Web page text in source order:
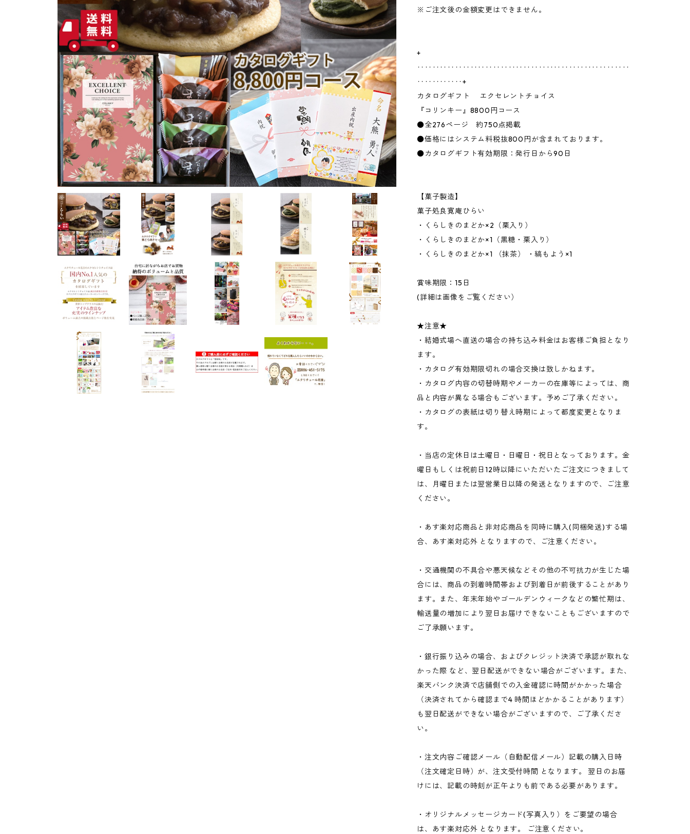
※ご注文後の金額変更はできません。
+
‥‥‥‥‥‥‥‥‥‥‥‥‥‥‥‥‥‥‥‥‥‥‥‥‥‥‥‥
‥‥‥‥‥‥+
カタログギフト エクセレントチョイス
『コリンキー』8800円コース
●全276ページ 約750点掲載
●価格にはシステム料税抜800円が含まれております。
●カタログギフト有効期限：発行日から90日
【菓子製造】
菓子処良寛庵ひらい
・くらしきのまどか×2（栗入り）
・くらしきのまどか×1（黒糖・栗入り）
・くらしきのまどか×1 （抹茶） ・縞もよう×1
賞味期限：15日
(詳細は画像をご覧ください）
★注意★
・結婚式場へ直送の場合の持ち込み料金はお客様ご負担となり
ます。
・カタログ有効期限切れの場合交換は致しかねます。
・カタログ内容の切替時期やメーカーの在庫等によっては、商
品と内容が異なる場合もございます。予めご了承ください。
・カタログの表紙は切り替え時期によって都度変更となりま
す。
・当店の定休日は土曜日・日曜日・祝日となっております。金
曜日もしくは祝前日12時以降にいただいたご注文につきまして
は、月曜日または翌営業日以降の発送となりますので、ご注意
ください。
・あす楽対応商品と非対応商品を同時に購入(同梱発送)する場
合、あす楽対応外 となりますので、ご注意ください。
・交通機関の不具合や悪天候などその他の不可抗力が生じた場
合には、商品の到着時間帯および到着日が前後することがあり
ます。また、年末年始やゴールデンウィークなどの繁忙期は、
輸送量の増加により翌日お届けできないこともございますので
ご了承願います。
・銀行振り込みの場合、およびクレジット決済で承認が取れな
かった際 など、翌日配送ができない場合がございます。また、
楽天バンク決済で店舗側での入金確認に時間がかかった場合
（決済されてから確認まで4 時間ほどかかることがあります）
も翌日配送ができない場合がございますので、ご了承くださ
い。
・注文内容ご確認メール（自動配信メール）記載の購入日時
（注文確定日時）が、注文受付時間 となります。 翌日のお届
けには、記載の時刻が正午よりも前である必要があります。
・オリジナルメッセージカード(写真入り）をご要望の場合
は、あす楽対応外 となります。 ご注意ください。